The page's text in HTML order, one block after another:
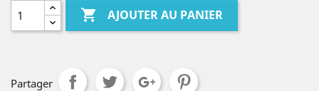
 AJOUTER AU PANIER
Partager